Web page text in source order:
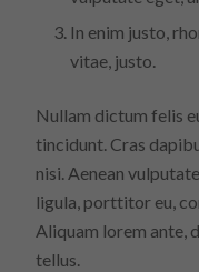
In enim justo,
vitae, justo.
Nullam dictum felis
tincidunt. Cras
nisi. Aenean
ligula, porttitor eu,
Aliquam lorem ante,
tellus.